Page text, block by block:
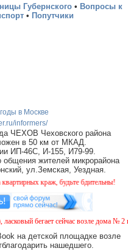
Губернского • Вопросы к
• Попутчики
в Москве
informers/
ЧЕХОВ Чеховского района
в 50 км от МКАД.
ИП-46С, И-155, И79-99.
жителей микрорайона
ул.Земская, Уездная.
краж, будьте бдительны!
бегает сейчас возле дома № 2
на детской площадке возле
нашедшего.